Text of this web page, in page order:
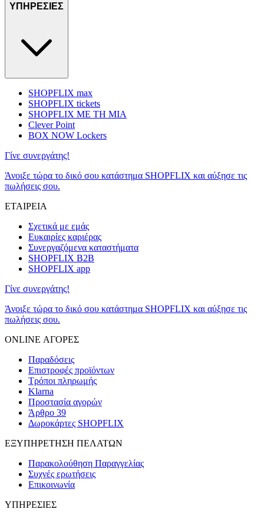
ΥΠΗΡΕΣΙΕΣ
SHOPFLIX max
SHOPFLIX tickets
SHOPFLIX ΜΕ ΤΗ ΜΙΑ
Clever Point
BOX NOW Lockers
Γίνε συνεργάτης!
Άνοιξε τώρα το δικό σου κατάστημα SHOPFLIX και αύξησε τις
πωλήσεις σου.
ΕΤΑΙΡΕΙΑ
Σχετικά με εμάς
Ευκαιρίες καριέρας
Συνεργαζόμενα καταστήματα
SHOPFLIX B2B
SHOPFLIX app
Γίνε συνεργάτης!
Άνοιξε τώρα το δικό σου κατάστημα SHOPFLIX και αύξησε τις
πωλήσεις σου.
ONLINE ΑΓΟΡΕΣ
Παραδόσεις
Επιστροφές προϊόντων
Τρόποι πληρωμής
Klarna
Προστασία αγορών
Άρθρο 39
Δωροκάρτες SHOPFLIX
ΕΞΥΠΗΡΕΤΗΣΗ ΠΕΛΑΤΩΝ
Παρακολούθηση Παραγγελίας
Συχνές ερωτήσεις
Επικοινωνία
ΥΠΗΡΕΣΙΕΣ